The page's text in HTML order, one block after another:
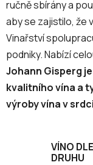
ručně sbírány a
aby se zajistilo, že
Vinařství
podniky. Nabízí
Johann Gisperg
kvalitního vína a
výroby vína v
VÍNO DLE
DRUHU